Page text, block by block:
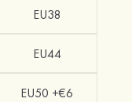
EU38
EU44
EU50 +€6